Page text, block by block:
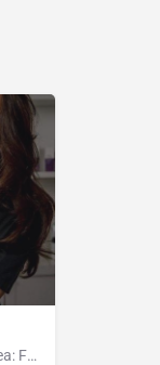
Descoperă Salonul Perfect Skin by Petronela Florea: Frumusețea ta merită cel mai bun tratament! La Perfect…